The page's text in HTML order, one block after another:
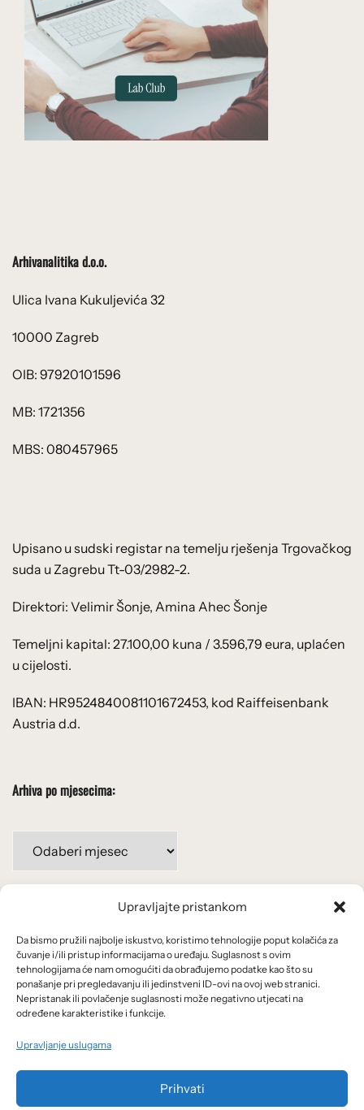
Upravljajte pristankom
Da bismo pružili najbolje iskustvo, koristimo tehnologije poput kolačića za
čuvanje i/ili pristup informacijama o uređaju. Suglasnost s ovim
tehnologijama će nam omogućiti da obrađujemo podatke kao što su
ponašanje pri pregledavanju ili jedinstveni ID-ovi na ovoj web stranici.
Nepristanak ili povlačenje suglasnosti može negativno utjecati na
određene karakteristike i funkcije.
Upravljanje uslugama
Prihvati
Arhivanalitika d.o.o.
Ulica Ivana Kukuljevića 32
10000 Zagreb
OIB: 97920101596
MB: 1721356
MBS: 080457965
Upisano u sudski registar na temelju rješenja Trgovačkog
suda u Zagrebu Tt-03/2982-2.
Direktori: Velimir Šonje, Amina Ahec Šonje
Temeljni kapital: 27.100,00 kuna / 3.596,79 eura, uplaćen
u cijelosti.
IBAN: HR9524840081101672453, kod Raiffeisenbank
Austria d.d.
Arhiva po mjesecima:
mjesecima:
Uvjeti korištenja
Politika privatnosti
Kolačići